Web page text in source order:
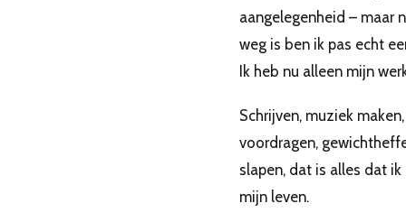
aangelegenheid – maar
weg is ben ik pas echt
Ik heb nu alleen mijn
Schrijven, muziek maken,
voordragen,
slapen, dat is alles dat ik
mijn leven.